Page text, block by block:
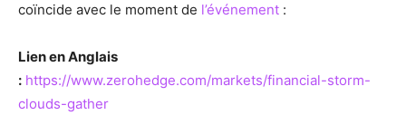
coïncide avec le moment de l’événement :
Lien en Anglais
: https://www.zerohedge.com/markets/financial-storm-
clouds-gather